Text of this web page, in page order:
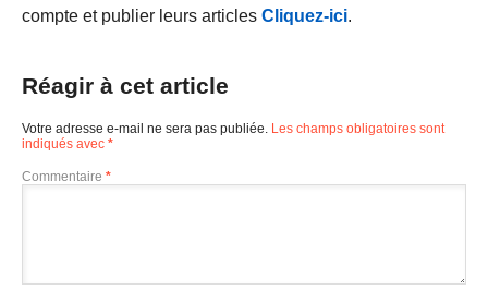
compte et publier leurs articles Cliquez-ici.
Réagir à cet article
Votre adresse e-mail ne sera pas publiée. Les champs obligatoires sont
indiqués avec *
Commentaire *